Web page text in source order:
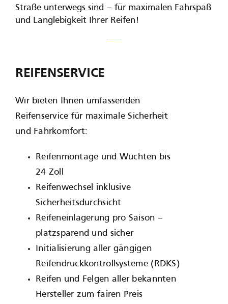
Straße unterwegs sind – für maximalen Fahrspaß
und Langlebigkeit Ihrer Reifen!
REIFENSERVICE
Wir bieten Ihnen umfassenden
Reifenservice für maximale Sicherheit
und Fahrkomfort:
Reifenmontage und Wuchten bis
24 Zoll
Reifenwechsel inklusive
Sicherheitsdurchsicht
Reifeneinlagerung pro Saison –
platzsparend und sicher
Initialisierung aller gängigen
Reifendruckkontrollsysteme (RDKS)
Reifen und Felgen aller bekannten
Hersteller zum fairen Preis